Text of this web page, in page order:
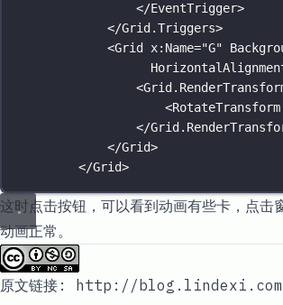
</EventTrigger>
</Grid.Triggers>
<Grid x: Name="G"
<
<
</
</Grid>
</Grid>
这时点击按钮，可以看到动画有些卡，点击
动画正常。
原文链接: http://